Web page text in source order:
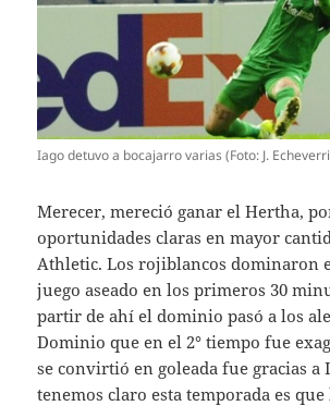
Iago detuvo a bocajarro varias (Foto: J.
Merecer, mereció ganar el Hertha,
oportunidades claras en mayor
Athletic. Los rojiblancos dominaron
juego aseado en los primeros 30
partir de ahí el dominio pasó a los
Dominio que en el 2° tiempo fue
se convirtió en goleada fue gracias a
tenemos claro esta temporada es